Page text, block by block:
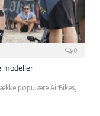
0
modeller
populære AirBikes,